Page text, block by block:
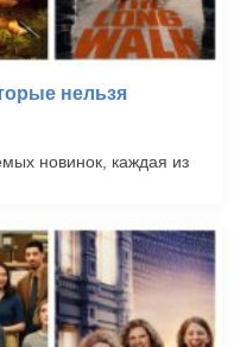
нельзя
новинок, каждая из